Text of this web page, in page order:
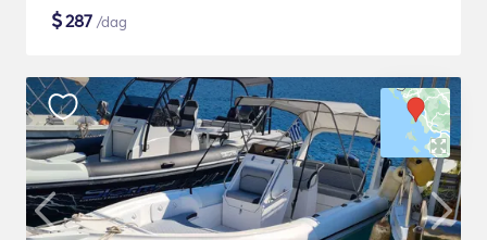
$287 /dag